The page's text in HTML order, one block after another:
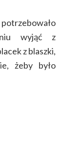
wyjąć z
z blaszki,
żeby było